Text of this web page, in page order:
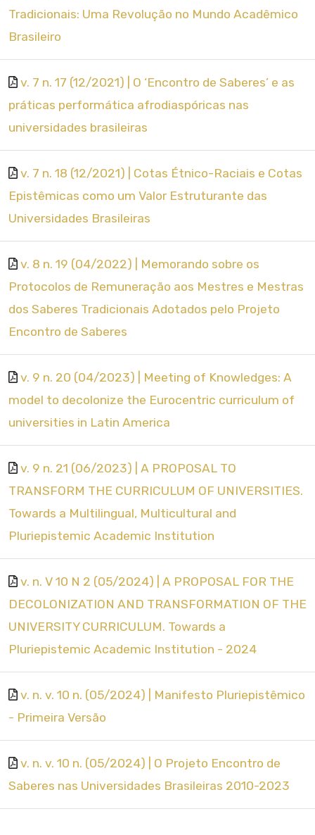
Tradicionais: Uma Revolução no Mundo Acadêmico
Brasileiro
v. 7 n. 17 (12/2021) | O ‘Encontro de Saberes’ e as
práticas performática afrodiaspóricas nas
universidades brasileiras
v. 7 n. 18 (12/2021) | Cotas Étnico-Raciais e Cotas
Epistêmicas como um Valor Estruturante das
Universidades Brasileiras
v. 8 n. 19 (04/2022) | Memorando sobre os
Protocolos de Remuneração aos Mestres e Mestras
dos Saberes Tradicionais Adotados pelo Projeto
Encontro de Saberes
v. 9 n. 20 (04/2023) | Meeting of Knowledges: A
model to decolonize the Eurocentric curriculum of
universities in Latin America
v. 9 n. 21 (06/2023) | A PROPOSAL TO
TRANSFORM THE CURRICULUM OF UNIVERSITIES.
Towards a Multilingual, Multicultural and
Pluriepistemic Academic Institution
v. n. V 10 N 2 (05/2024) | A PROPOSAL FOR THE
DECOLONIZATION AND TRANSFORMATION OF THE
UNIVERSITY CURRICULUM. Towards a
Pluriepistemic Academic Institution - 2024
v. n. v. 10 n. (05/2024) | Manifesto Pluriepistêmico
- Primeira Versão
v. n. v. 10 n. (05/2024) | O Projeto Encontro de
Saberes nas Universidades Brasileiras 2010-2023